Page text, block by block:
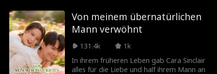
Von meinem übernatürlichen
Mann verwöhnt
131.4k
1k
In ihrem früheren Leben gab Cara Sinclair
alles für die Liebe und half ihrem Mann an